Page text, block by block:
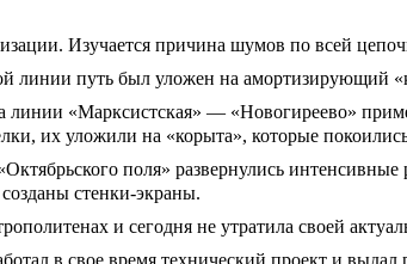
Изучается причина шумов по всей
линии путь был уложен на амортизирующий
линии «Марксистская» — «Новогиреево»
их уложили на «корыта», которые
поля» развернулись
стенки-экраны.
и сегодня не утратила своей